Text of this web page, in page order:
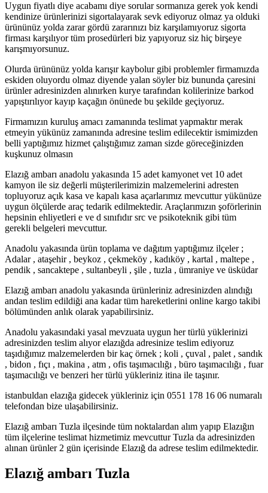
Uygun fiyatlı diye acabamı diye sorular sormanıza gerek yok kendi
kendinize ürünlerinizi sigortalayarak sevk ediyoruz olmaz ya olduki
ürününüz yolda zarar gördü zararınızı biz karşılamıyoruz sigorta
firması karşılıyor tüm prosedürleri biz yapıyoruz siz hiç birşeye
karışmıyorsunuz.
Olurda ürününüz yolda karışır kaybolur gibi problemler firmamızda
eskiden oluyordu olmaz diyende yalan söyler biz bununda çaresini
ürünler adresinizden alınırken kurye tarafından kolilerinize barkod
yapıştırılıyor kayıp kaçağın önünede bu şekilde geçiyoruz.
Firmamızın kuruluş amacı zamanında teslimat yapmaktır merak
etmeyin yükünüz zamanında adresine teslim edilecektir ismimizden
belli yaptığımız hizmet çalıştığımız zaman sizde göreceğinizden
kuşkunuz olmasın
Elazığ ambarı anadolu yakasında 15 adet kamyonet vet 10 adet
kamyon ile siz değerli müşterilerimizin malzemelerini adresten
topluyoruz açık kasa ve kapalı kasa açarlarımız mevcuttur yükünüze
uygun ölçülerde araç tedarik edilmektedir. Araçlarımızın şoförlerinin
hepsinin ehliyetleri e ve d sınıfıdır src ve psikoteknik gibi tüm
gerekli belgeleri mevcuttur.
Anadolu yakasında ürün toplama ve dağıtım yaptığımız ilçeler ;
Adalar , ataşehir , beykoz , çekmeköy , kadıköy , kartal , maltepe ,
pendik , sancaktepe , sultanbeyli , şile , tuzla , ümraniye ve üsküdar
Elazığ ambarı anadolu yakasında ürünleriniz adresinizden alındığı
andan teslim edildiği ana kadar tüm hareketlerini online kargo takibi
bölümünden anlık olarak yapabilirsiniz.
Anadolu yakasındaki yasal mevzuata uygun her türlü yüklerinizi
adresinizden teslim alıyor elazığda adresinize teslim ediyoruz
taşıdığımız malzemelerden bir kaç örnek ; koli , çuval , palet , sandık
, bidon , fıçı , makina , atm , ofis taşımacılığı , büro taşımacılığı , fuar
taşımacılığı ve benzeri her türlü yükleriniz itina ile taşınır.
istanbuldan elazığa gidecek yükleriniz için 0551 178 16 06 numaralı
telefondan bize ulaşabilirsiniz.
Elazığ ambarı Tuzla ilçesinde tüm noktalardan alım yapıp Elazığın
tüm ilçelerine teslimat hizmetimiz mevcuttur Tuzla da adresinizden
alınan ürünler 2 gün içerisinde Elazığ da adrese teslim edilmektedir.
Elazığ ambarı Tuzla